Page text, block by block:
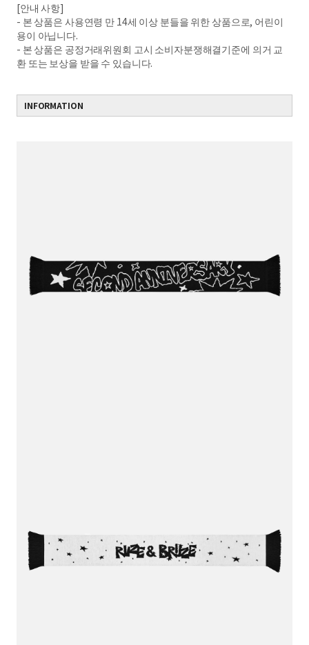
[안내 사항]
- 본 상품은 사용연령 만 14세 이상 분들을 위한 상품으로, 어린이
용이 아닙니다.
- 본 상품은 공정거래위원회 고시 소비자분쟁해결기준에 의거 교
환 또는 보상을 받을 수 있습니다.
INFORMATION